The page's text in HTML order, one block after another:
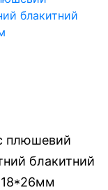
плюшевий
блакитний
18*26мм